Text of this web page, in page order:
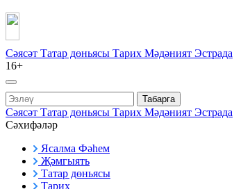
Сәясәт Татар дөньясы Тарих Мәдәният Эстрада
16+
Табарга
Сәясәт Татар дөньясы Тарих Мәдәният Эстрада
Сәхифәләр
Ясалма Фәһем
Җәмгыять
Татар дөньясы
Тарих